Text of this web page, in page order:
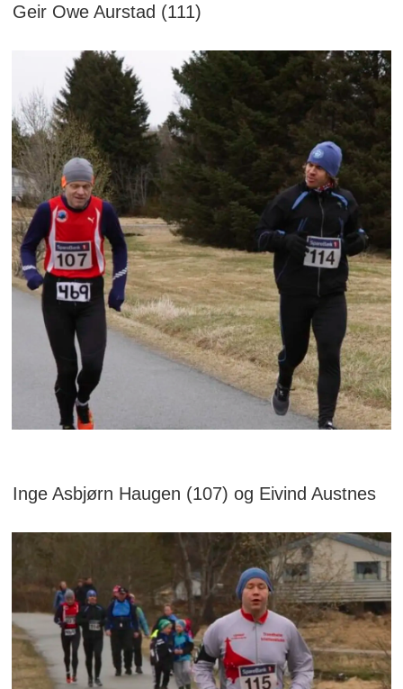
Geir Owe Aurstad (111)
Inge Asbjørn Haugen (107) og Eivind Austnes